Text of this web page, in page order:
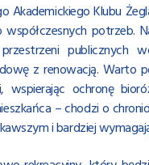
Klubu
potrzeb.
publicznych
z renowacją. Warto
ochronę
– chodzi o
i bardziej